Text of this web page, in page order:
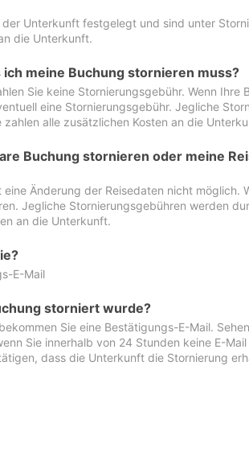
Unterkunft festgelegt und sind unter
die Unterkunft.
meine Buchung stornieren muss?
Sie keine Stornierungsgebühr. Wenn Ihre
eine Stornierungsgebühr. Jegliche
alle zusätzlichen Kosten an die
Buchung stornieren oder meine
Änderung der Reisedaten nicht möglich.
Jegliche Stornierungsgebühren werden
an die Unterkunft.
E-Mail
storniert wurde?
Sie eine Bestätigungs-E-Mail.
Sie innerhalb von 24 Stunden keine E-
dass die Unterkunft die Stornierung